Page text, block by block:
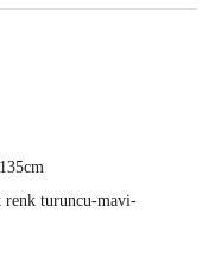
renk turuncu-mavi-